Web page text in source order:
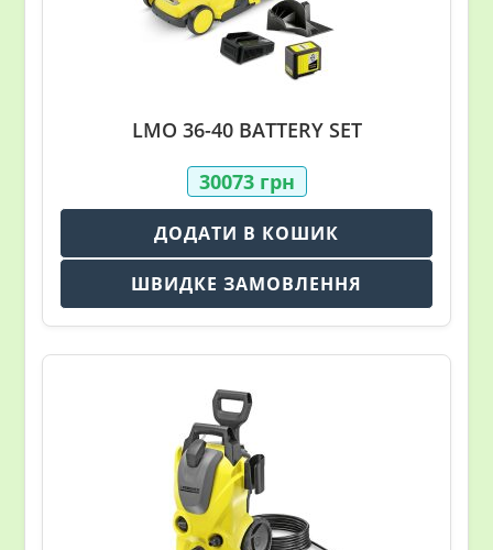
LMO 36-40 BATTERY SET
30073 грн
ДОДАТИ В КОШИК
ШВИДКЕ ЗАМОВЛЕННЯ